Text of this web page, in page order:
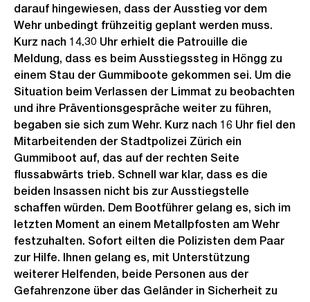
darauf hingewiesen, dass der Ausstieg vor dem
Wehr unbedingt frühzeitig geplant werden muss.
Kurz nach 14.30 Uhr erhielt die Patrouille die
Meldung, dass es beim Ausstiegssteg in Höngg zu
einem Stau der Gummiboote gekommen sei. Um die
Situation beim Verlassen der Limmat zu beobachten
und ihre Präventionsgespräche weiter zu führen,
begaben sie sich zum Wehr. Kurz nach 16 Uhr fiel den
Mitarbeitenden der Stadtpolizei Zürich ein
Gummiboot auf, das auf der rechten Seite
flussabwärts trieb. Schnell war klar, dass es die
beiden Insassen nicht bis zur Ausstiegstelle
schaffen würden. Dem Bootführer gelang es, sich im
letzten Moment an einem Metallpfosten am Wehr
festzuhalten. Sofort eilten die Polizisten dem Paar
zur Hilfe. Ihnen gelang es, mit Unterstützung
weiterer Helfenden, beide Personen aus der
Gefahrenzone über das Geländer in Sicherheit zu